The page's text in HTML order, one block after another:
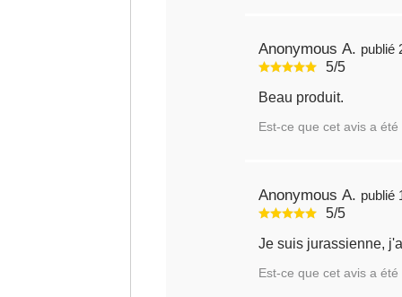
Anonymous A.
5/5
Beau produit.
Est-ce que cet avis a
Anonymous A.
5/5
Je suis jurassienne,
Est-ce que cet avis a